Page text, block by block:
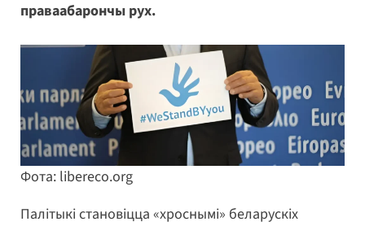
праваабарончы рух.
Фота: libereco.org
Палітыкі становіцца «хроснымі» беларускіх